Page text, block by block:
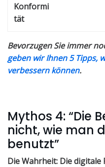
Konformi
tät
Bevorzugen Sie immer
geben wir Ihnen 5 Tipps,
verbessern können.
Mythos 4: “Die
nicht, wie man
benutzt”
Die Wahrheit: Die